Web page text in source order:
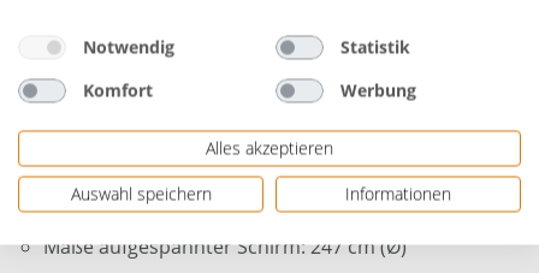
Material Sonnenschirmbespannung: 100% Polyester
(180 g/m²)
Schirmmast: Aluminium pulverbeschichtet,
anthrazit
Maße Schirmmast: Ø 3,8 cm
Maße aufgespannter Schirm: 247 cm (Ø)
Notwendig
Statistik
Komfort
Werbung
Alles akzeptieren
Auswahl speichern
Informationen